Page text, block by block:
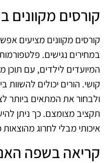
קורסים מקוונים
קורסים מקוונים מציעים
במחירים נגישים.
המיועדים לילדים, עם תוכן
קושי. הורים יכולים להשוות
ולבחור את המתאים ביותר
תקציב מצומצם. כך ניתן
איכותי מבלי לחרוג מהוצאות
קריאה בשפה